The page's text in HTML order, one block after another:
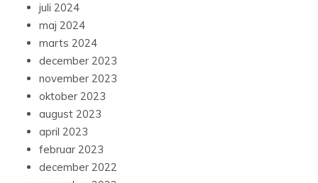
juli 2024
maj 2024
marts 2024
december 2023
november 2023
oktober 2023
august 2023
april 2023
februar 2023
december 2022